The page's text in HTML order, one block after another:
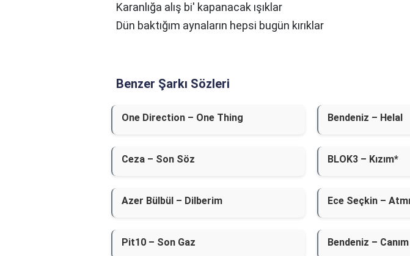
Karanlığa alış bi' kapanacak ışıklar
Dün baktığım aynaların hepsi bugün kırıklar
Benzer Şarkı Sözleri
One Direction – One Thing Bendeniz – Helal
Ceza – Son Söz BLOK3 – Kızım*
Azer Bülbül – Dilberim Ece Seçkin –
Pit10 – Son Gaz Bendeniz – Canım